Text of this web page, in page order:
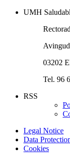
UMH
03202
Tel. 96
RSS
Legal Notice
Data
Cookies